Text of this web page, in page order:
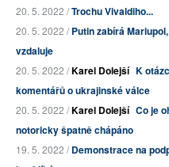
20. 5. 2022 /Trochu Vivaldiho...
20. 5. 2022 /Putin zabírá
vzdaluje
20. 5. 2022 /Karel Dolejší K
komentářů o ukrajinské válce
20. 5. 2022 /Karel Dolejší Co je
notoricky špatně chápáno
19. 5. 2022 /Demonstrace na